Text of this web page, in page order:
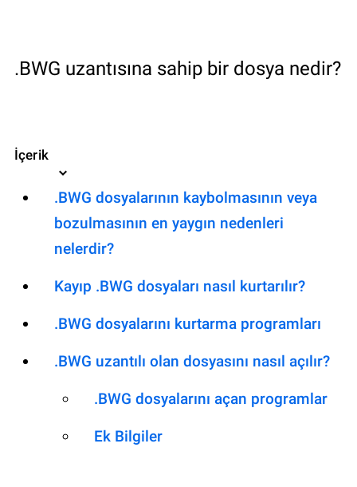
.BWG uzantısına sahip bir dosya nedir?
İçerik
.BWG dosyalarının kaybolmasının veya
bozulmasının en yaygın nedenleri
nelerdir?
Kayıp .BWG dosyaları nasıl kurtarılır?
.BWG dosyalarını kurtarma programları
.BWG uzantılı olan dosyasını nasıl açılır?
.BWG dosyalarını açan programlar
Ek Bilgiler